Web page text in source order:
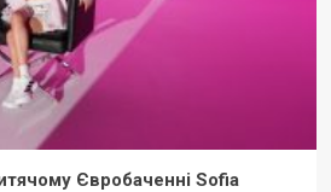
Євробаченні Sofia